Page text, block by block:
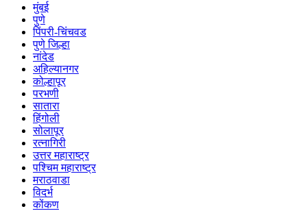
मुंबई
पुणे
पिंपरी-चिंचवड
पुणे जिल्हा
नांदेड
अहिल्यानगर
कोल्हापूर
परभणी
सातारा
हिंगोली
सोलापूर
रत्नागिरी
उत्तर महाराष्ट्र
पश्चिम महाराष्ट्र
मराठवाडा
विदर्भ
कोंकण